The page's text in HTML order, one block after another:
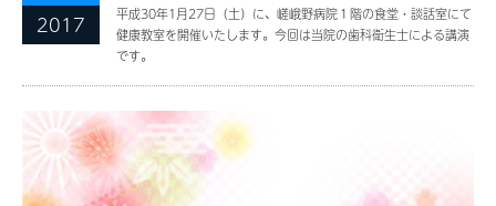
2017
平成30年1月27日（土）に、嵯峨野病院１階の食堂・談話室にて
健康教室を開催いたします。今回は当院の歯科衛生士による講演
です。